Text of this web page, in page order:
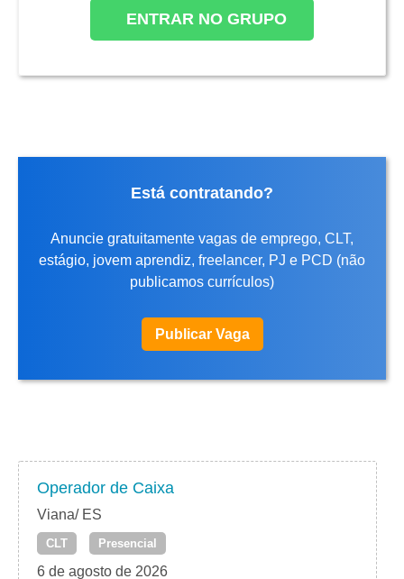
ENTRAR NO GRUPO
Está contratando?
Anuncie gratuitamente vagas de emprego, CLT,
estágio, jovem aprendiz, freelancer, PJ e PCD (não
publicamos currículos)
Publicar Vaga
Operador de Caixa
Viana/ ES
CLT Presencial
6 de agosto de 2026